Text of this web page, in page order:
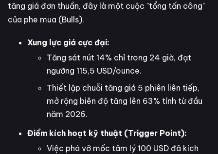
tăng giá đơn thuần, đây là một cuộc "tổng tấn công"
của phe mua (Bulls).
Xung lực giá cực đại:
Tăng sát nút 14% chỉ trong 24 giờ, đạt
ngưỡng 115,5 USD/ounce.
Thiết lập chuỗi tăng giá 5 phiên liên tiếp,
mở rộng biên độ tăng lên 63% tính từ đầu
năm 2026.
Điểm kích hoạt kỹ thuật (Trigger Point):
Việc phá vỡ mốc tâm lý 100 USD đã kích